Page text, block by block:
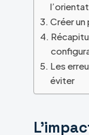
Créer
Les
éviter